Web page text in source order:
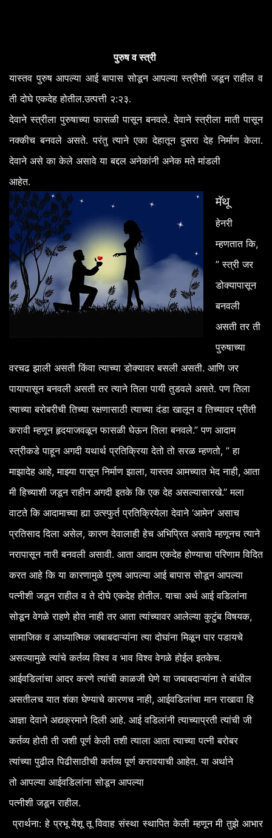
पुरुष व स्त्री
यास्तव पुरुष आपल्या आई बापास सोडून आपल्या स्त्रीशी जडून राहील व
ती दोघे एकदेह होतील.उत्पत्ती २:२३.
देवाने स्त्रीला पुरुषाच्या फासळी पासून बनवले.देवाने स्त्रीला माती पासून
नक्कीच बनवले असते.परंतु त्याने एका देहातून दुसरा देह निर्माण केला.
देवाने असे का केले असावे या बद्दल अनेकांनी अनेक मते मांडली
आहेत.
मॅथू
हेनरी
म्हणतात कि,
”स्त्री जर
डोक्यापासून
बनवली
असती तर ती
पुरुषाच्या
वरचढ झाली असती किंवा त्याच्या डोक्यावर बसली असती. आणि जर
पायापासून बनवली असती तर त्याने तिला पायी तुडवले असते.पण तिला
त्याच्या बरोबरीची तिच्या रक्षणासाठी त्याच्या दंडा खालून व तिच्यावर प्रीती
करावी म्हणून हृदयाजवळून फासळी घेऊन तिला बनवले.”पण आदाम
स्त्रीकडे पाहून अगदी यथार्थ प्रतिक्रिया देतो तो सरळ म्हणतो, ”हा
माझादेह आहे,माझ्या पासून निर्माण झाला,यास्तव आमच्यात भेद नाही, आता
मी हिच्याशी जडून राहीन अगदी इतके कि एक देह असल्यासारखे.”मला
वाटते कि आदामाच्या ह्या उत्स्फुर्त प्रतिक्रियेला देवाने‘आमेन’ असाच
प्रतिसाद दिला असेल,कारण देवालाही हेच अभिप्रित असावे म्हणूनच त्याने
नरापासून नारी बनवली असावी. आता आदाम एकदेह होण्याचा परिणाम विदित
करत आहे कि या कारणामुळे पुरुष आपल्या आई बापास सोडून आपल्या
पत्नीशी जडून राहील व ते दोघे एकदेह होतील.याचा अर्थ आई वडिलांना
सोडून वेगळे राहणे होत नाही तर आता त्यांच्यावर आलेल्या कुटुंब विषयक,
सामाजिक व आध्यात्मिक जबाबदाऱ्यांना त्या दोघांना मिळून पार पडायचे
असल्यामुळे त्यांचे कर्तव्य विश्व व भाव विश्व वेगळे होईल इतकेच.
आईवडिलांचा आदर करणे त्यांची काळजी घेणे या जबाबदाऱ्यांना ते बांधील
असतीलच यात शंका घेण्याचे कारणच नाही, आईवडिलांचा मान राखावा हि
आज्ञा देवाने अद्यक्रमाने दिली आहे. आई वडिलांनी त्याच्याप्रती त्यांची जी
कर्तव्य होती ती जशी पूर्ण केली तशी त्याला आता त्याच्या पत्नी बरोबर
त्यांच्या पुढील पिढीसाठीची कर्तव्य पूर्ण करावयाची आहेत.या अर्थाने
तो आपल्या आईवडिलांना सोडून आपल्या
पत्नीशी जडून राहील.
प्रार्थना:हे प्रभू येशू तू विवाह संस्था स्थापित केली म्हणून मी तुझे आभार